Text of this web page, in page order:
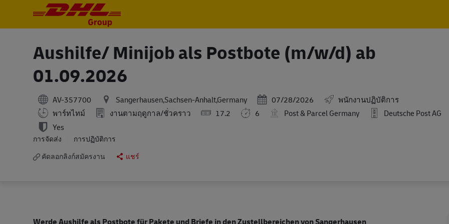
Aushilfe/ Minijob als Postbote (m/w/d) ab
01.09.2026
AV-357700 Sangerhausen,Sachsen-Anhalt,Germany Posted Date
07/28/2026
พนักงานปฏิบัติการ
พาร์ทไทม์
งานตามฤดูกาล/ชั่วคราว 17.2 6 Post & Parcel Germany
Deutsche Post AG
Yes
การจัดส่ง
การปฏิบัติการ
คัดลอกลิงก์สมัครงาน
แชร์
Werde Aushilfe als Postbote für Pakete und Briefe in den Zustellbereichen von Sangerhausen